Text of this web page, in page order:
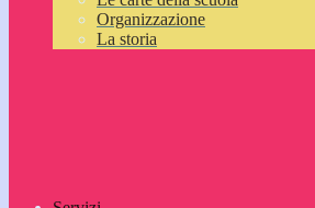
Organizzazione
La storia